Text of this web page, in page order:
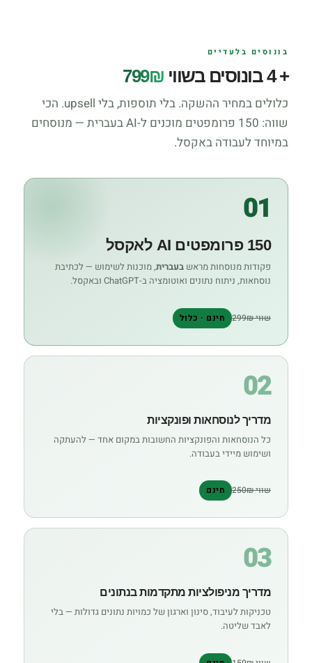
בונוסים בלעדיים
+ 4 בונוסים בשווי 799₪
כלולים במחיר ההשקה. בלי תוספות, בלי upsell. הכי
שווה: 150 פרומפטים מוכנים ל-AI בעברית — מנוסחים
במיוחד לעבודה באקסל.
01
150 פרומפטים AI לאקסל
פקודות מנוסחות מראש בעברית, מוכנות לשימוש — לכתיבת
נוסחאות, ניתוח נתונים ואוטומציה ב-ChatGPT ובאקסל.
שווי 299₪ חינם · כלול
02
מדריך לנוסחאות ופונקציות
כל הנוסחאות והפונקציות החשובות במקום אחד — להעתקה
ושימוש מיידי בעבודה.
שווי 250₪ חינם
03
מדריך מניפולציות מתקדמות בנתונים
טכניקות לעיבוד, סינון וארגון של כמויות נתונים גדולות — בלי
לאבד שליטה.